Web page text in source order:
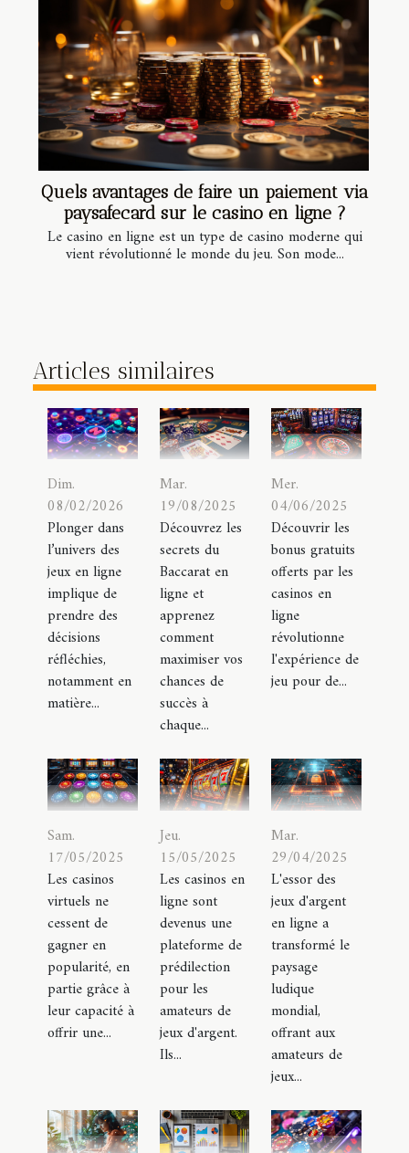
Quels avantages de faire un paiement via
paysafecard sur le casino en ligne ?
Le casino en ligne est un type de casino moderne qui
vient révolutionné le monde du jeu. Son mode...
Articles similaires
Dim.
08/02/2026
Plonger dans
l’univers des
jeux en ligne
implique de
prendre des
décisions
réfléchies,
notamment en
matière...
Mar.
19/08/2025
Découvrez les
secrets du
Baccarat en
ligne et
apprenez
comment
maximiser vos
chances de
succès à
chaque...
Mer.
04/06/2025
Découvrir les
bonus gratuits
offerts par les
casinos en
ligne
révolutionne
l'expérience de
jeu pour de...
Sam.
17/05/2025
Les casinos
virtuels ne
cessent de
gagner en
popularité, en
partie grâce à
leur capacité à
offrir une...
Jeu.
15/05/2025
Les casinos en
ligne sont
devenus une
plateforme de
prédilection
pour les
amateurs de
jeux d'argent.
Ils...
Mar.
29/04/2025
L'essor des
jeux d'argent
en ligne a
transformé le
paysage
ludique
mondial,
offrant aux
amateurs de
jeux...